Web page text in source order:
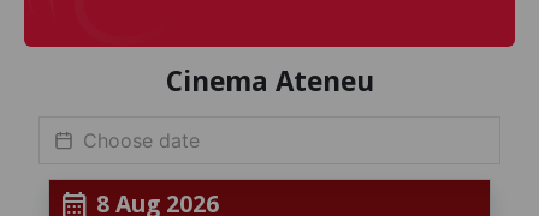
Cinema Ateneu
calendar_month 8 Aug 2026